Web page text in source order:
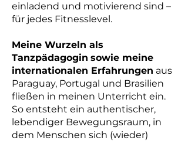
einladend und motivierend sind –
für jedes Fitnesslevel.
Meine Wurzeln als
Tanzpädagogin sowie meine
internationalen Erfahrungen aus
Paraguay, Portugal und Brasilien
fließen in meinen Unterricht ein.
So entsteht ein authentischer,
lebendiger Bewegungsraum, in
dem Menschen sich (wieder)